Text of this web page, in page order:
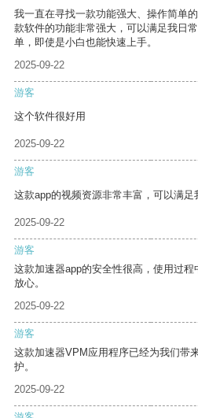
我一直在寻找一款功能强大、操作简单
款软件的功能非常强大，可以满足我日
单，即使是小白也能快速上手。
2025-09-22
游客
这个软件很好用
2025-09-22
游客
这款app的视频资源非常丰富，可以满足
2025-09-22
游客
这款加速器app的安全性很高，使用过
放心。
2025-09-22
游客
这款加速器VPM应用程序已经为我们带
护。
2025-09-22